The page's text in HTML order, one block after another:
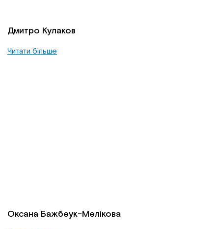
Дмитро Кулаков
Читати більше
Оксана Бажбеук-Мелікова